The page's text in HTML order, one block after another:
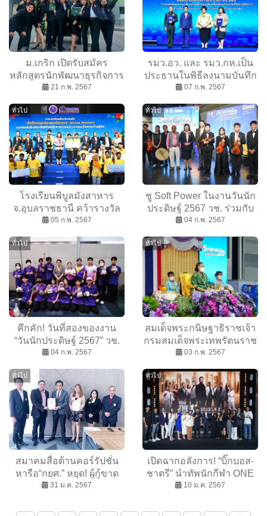
ม.เกริก เปิดรับสมัคร
หลักสูตรนักพัฒนาธุรกิจการ
ค้า รุ่นที่ 3 เรียนทำธุรกิจการ
21 ก.พ. 2567
รมว.อว. และ รมว.กห.เป็น
ประธานในพิธีลงนามบันทึก
ข้อตกลงความร่วมมือ
ผลักดันผลงานวิจัยและ
นวัตกรรมเพื่อเสริมสร้าง
คุณภาพชีวิตแก่ผู้พิการ
ระหว่าง วช. และ อผศ.
07 ก.พ. 2567
ทั่วไป
โรงเรียนพิบูลมังสาหาร
จ.อุบลราชธานี คว้ารางวัล
ชนะเลิศถ้วยพระราชทานฯ
นักประดิษฐ์ 2567
05 ก.พ. 2567
ทั่วไป
ชู Soft Power ในงานวันนัก
ประดิษฐ์ 2567 วช. ร่วมกับ
มูลนิธิอาจารย์สุกรี เจริญสุข
ประลองยอดฝีมือดนตรีของ
เยาวชน (Young Thai
Musicians Competition)
04 ก.พ. 2567
ทั่วไป
คึกคัก! วันที่สองของงาน
“วันนักประดิษฐ์ 2567” วช.
ผนึก ม.เกษตร อบรมเชิง
เอกลักษณ์ความอร่อย
04 ก.พ. 2567
ทั่วไป
สมเด็จพระกนิษฐาธิราชเจ้า
กรมสมเด็จพระเทพรัตนราช
สุดาฯสยามบรมราชกุมารี
ประดิษฐ์2567”ครั้งที่ 25 นัก
ประดิษฐ์ และนักวิจัย ทั้งไทย
และนานานชาติ ขนทัพผล
งานประชันแน่นงาน
03 ก.พ. 2567
ทั่วไป
สมาคมสื่อต้านคอร์รัปชั่น
หารือ“กยศ.” หยุด! ผู้กู้ขาด
คุณสมบัติ ดึง”ธรรมาภิ
คุณธรรม”คืนเงินกู้”กยศ.”
31 ม.ค. 2567
ทั่วไป
เปิดฉากอลังการ! “บิ๊กบอส-
ชาตรี” นำทัพนักกีฬา ONE
มอบของขวัญชาวไทย ด้วย
10 ม.ค. 2567